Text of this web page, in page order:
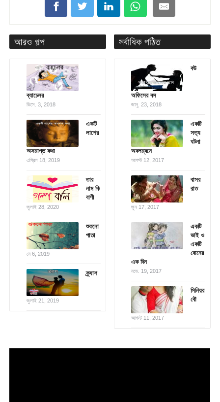
আরও গল্প
ব্যাচেলর
ডিসে. 3, 2018
একটি
লাশের
অসমাপ্ত কথা
এপ্রিল 18, 2019
তার
নাম কি
বাণী
জুলাই 28, 2020
শুকনো
পাতা
মে 6, 2019
ক্র্যাশ
জুলাই 21, 2019
সর্বাধিক পঠিত
বউ
অফিসের বস
জানু. 23, 2018
একটি
সত্য
ঘটনা
অবলম্বনে
আগস্ট 12, 2017
বাসর
রাত
জুন 17, 2017
একটি
ভাই ও
একটি
বোনের
এক দিন
নভে. 19, 2017
সিনিয়র
বৌ
আগস্ট 11, 2017